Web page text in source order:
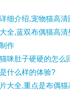
细介绍,宠物猫高
全,蓝双布偶猫高清
作
咪肚子硬硬的怎么
什么样的体验?
大全,重点是布偶猫